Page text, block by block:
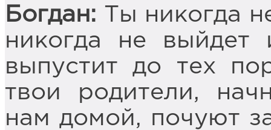
Богдан: Ты никогда
никогда не
выпустит до тех
твои родители,
нам домой, почуют